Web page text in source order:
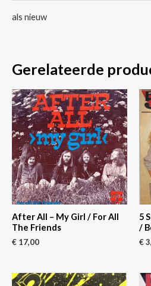
als nieuw
Gerelateerde
After All – My Girl / For All
The Friends
€ 17,00
5
/
€